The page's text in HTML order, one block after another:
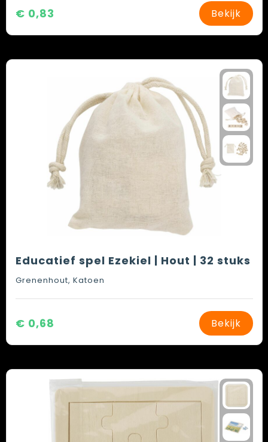
€ 0,83 Bekijk
Educatief spel Ezekiel | Hout | 32 stuks
Grenenhout, Katoen
€ 0,68 Bekijk